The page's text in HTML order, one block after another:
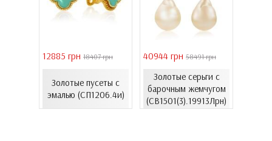
12885 грн 18407 грн
Золотые пусеты с
эмалью (СП1206.4и)
40944 грн 58491 грн
Золотые серьги с
барочным жемчугом
(СВ1501(3).19913Лрн)